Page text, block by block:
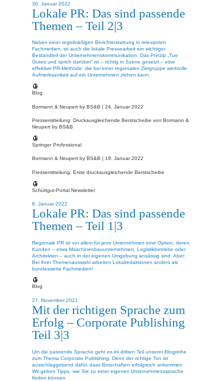
30. Januar 2022
Lokale PR: Das sind passende
Themen – Teil 2|3
Neben einer regelmäßigen Berichterstattung in relevanten
Fachmedien, ist auch die lokale Pressearbeit ein wichtiger
Bestandteil der Unternehmenskommunikation. Das Prinzip „Tue
Gutes und sprich darüber“ ist – richtig in Szene gesetzt – eine
effektive PR-Methode, die bei einer regionalen Zielgruppe wertvolle
Aufmerksamkeit auf ein Unternehmen ziehen kann.
Blog
Bormann & Neupert by BS&B | 24. Januar 2022
Pressemitteilung: Druckausgleichende Berstscheibe von Bormann &
Neupert by BS&B
Springer Professional
Bormann & Neupert by BS&B | 19. Januar 2022
Pressemitteilung: Erste druckausgleichende Berstscheibe
Schüttgut-Portal Newsletter
8. Januar 2022
Lokale PR: Das sind passende
Themen – Teil 1|3
Regionale PR ist vor allem für jene Unternehmen eine Option, deren
Kunden – etwa Maschinenbauunternehmen, Logistikbetriebe oder
Architekten – auch in der eigenen Umgebung ansässig sind. Aber:
Bei ihrer Themenauswahl arbeiten Lokalredaktionen anders als
bundesweite Fachmedien!
Blog
27. November 2021
Mit der richtigen Sprache zum
Erfolg – Corporate Publishing
Teil 3|3
Um die passende Sprache geht es im dritten Teil unserer Blogreihe
zum Thema Corporate Publishing. Denn der richtige Ton ist
ausschlaggebend dafür, dass Botschaften erfolgreich ankommen.
Wir geben Tipps, wie Sie zu einer eigenen Unternehmenssprache
finden können.